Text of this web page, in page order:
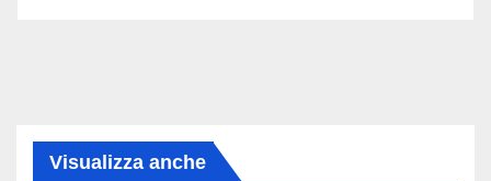
Visualizza anche